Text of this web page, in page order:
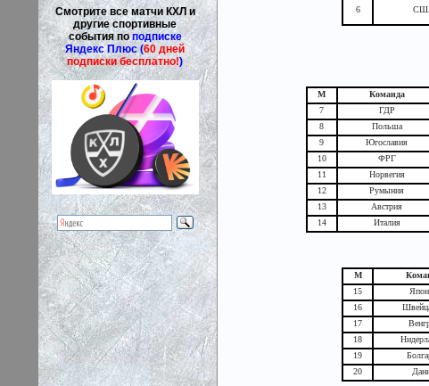
Смотрите все матчи КХЛ и
другие спортивные
события поподписке
Яндекс Плюс (60 дней
подписки бесплатно!)
6
М
Команда
7
ГДР
8
Польша
9
Югославия
10
ФРГ
11
Норвегия
12
Румыния
13
Австрия
14
Италия
М
15
16
17
18
19
20